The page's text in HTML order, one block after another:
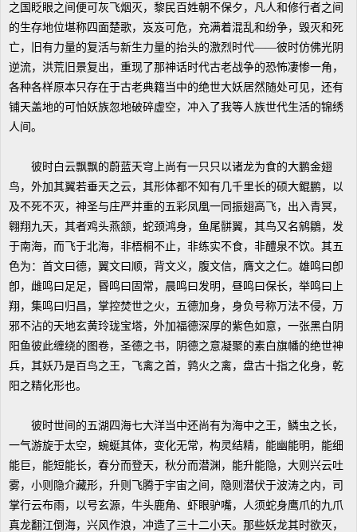
之国眨眼之间便可灰飞烟灭，黎民百姓朝不保夕，凡人和修行者之间
的生存地位堪称四面楚歌，岌岌可危，充满着混乱和纷争，毁灭和死
亡，旧有力量的复活与新生力量的抬头的激烈时代——彼时仿佛光阴
逆流，洪荒旧景复出，重现了那神话时代古老战争的恐怖凄惨一角，
各种各样原本只存在于古老典籍当中的绝世大妖居然随处可见，还有
铺天盖地的可怕妖族忽地破碎虚空，冲入了我等人族世代生活的锦绣
人间。
彼时白云飘飘的蔚蓝天穹上尚有一只只以诸龙为食的大鹏金翅
鸟，外加其翼若垂天之云，其形体都不知有几千里长的硕大鲲鹏，以
及不死不灭，神圣与庄严并重的五彩凤凰一同振翅高飞，出入青冥，
翱翔九天，其者鸡头燕颔，蛇颈鸿身，鱼尾骿翼，其鸟又名鹓鶵，发
于南海，而飞于北海，非梧桐不止，非练实不食，非醴泉不饮。其五
色为：首文曰德，翼文曰顺，背文义，腹文信，膺文之仁。雄鸣曰卽
卽，雌鸣曰足足，昬鸣曰固常，晨鸣曰发明，昼鸣曰保长，举鸣曰上
翔，集鸣曰归昌，掌控焚世之火，五德加身，身负号称万法不侵，万
邪不沾的天地玄黄玲珑宝塔，外加福德深厚的紫色如意，一张黑白阴
阳鱼彼此缠绕的图卷，圣德之书，阴德之意凝聚的素白旗幡的绝世神
兵，其妖乃是百鸟之王，飞禽之首，鹑火之禽，盘古十指之化身，乾
阳之精化形也。
彼时世间的五湖四海七大洋当中还尚有为海中之王，鳞虫之长，
一气游旋于太空，蜿蜓其体，变化无常，构灵结精，能幽能明，能细
能巨，能短能长，春分而登天，秋分而潜渊，能升能隐，大则兴云吐
雾，小则隐介藏形，升则飞腾于宇宙之间，隐则潜伏于波涛之内，司
掌行云布雨，以号玄源，牛头鹿角、虾眼驴嘴，人须蛇身鹰爪的九爪
真龙翻江倒海，兴风作浪，冲造了三十二小天。那些妖龙其时欲灭，